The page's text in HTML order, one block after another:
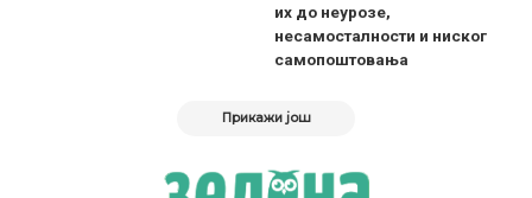
их до неурозе,
несамосталности и ниског
самопоштовања
Прикажи још